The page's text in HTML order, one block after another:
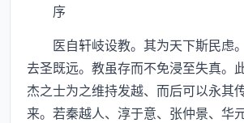
序
医自轩岐设教。其为天下斯民虑
去圣既远。教虽存而不免浸至失真。
杰之士为之维持发越、而后可以永其
来。若秦越人、淳于意、张仲景、华